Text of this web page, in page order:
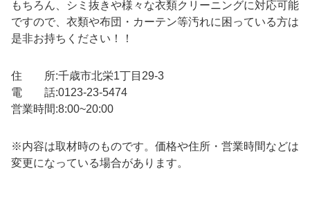
もちろん、シミ抜きや様々な衣類クリーニングに対応可能
ですので、衣類や布団・カーテン等汚れに困っている方は
是非お持ちください！！
住 所:千歳市北栄1丁目29-3
電 話:0123-23-5474
営業時間:8:00~20:00
※内容は取材時のものです。価格や住所・営業時間などは
変更になっている場合があります。